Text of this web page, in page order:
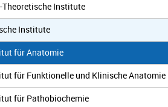
Institute
Institute
für Anatomie
für Funktionelle und Klinische Anatomie
für Pathobiochemie